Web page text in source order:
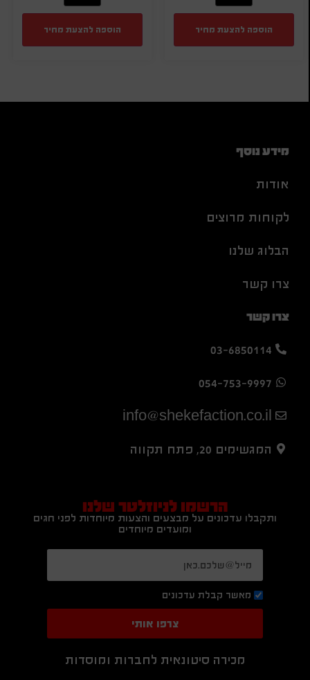
הוספה להצעת מחיר הוספה להצעת מחיר
מידע נוסף
אודות
לקוחות מרוצים
הבלוג שלנו
צרו קשר
צרו קשר
03-6850114
054-753-9997
info@shekefaction.co.il
המגשימים 20, פתח תקווה
הרשמו לניוזלטר שלנו
ותקבלו עדכונים על מבצעים והצעות מיוחדות לפני חגים
ומועדים מיוחדים
מאשר קבלת עדכונים
צרפו אותי
מכירה סיטונאית לחברות ומוסדות